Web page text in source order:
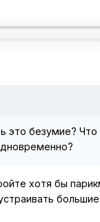
безумие? Что
хотя бы